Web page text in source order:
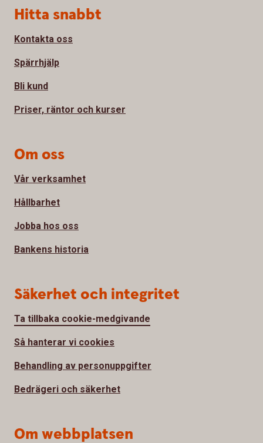
Sidfot
Hitta snabbt
Kontakta oss
Spärrhjälp
Bli kund
Priser, räntor och kurser
Om oss
Vår verksamhet
Hållbarhet
Jobba hos oss
Bankens historia
Säkerhet och integritet
Ta tillbaka cookie-medgivande
Så hanterar vi cookies
Behandling av personuppgifter
Bedrägeri och säkerhet
Om webbplatsen